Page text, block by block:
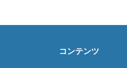
コンテンツ